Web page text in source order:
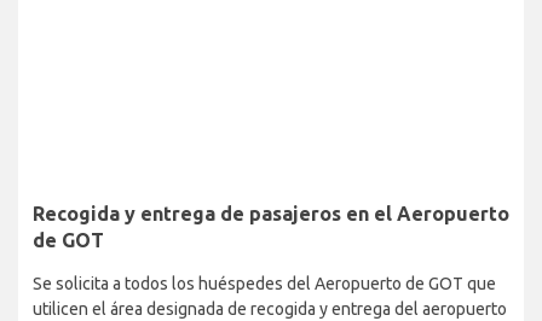
Recogida y entrega de pasajeros en el Aeropuerto
de GOT
Se solicita a todos los huéspedes del Aeropuerto de GOT que
utilicen el área designada de recogida y entrega del aeropuerto